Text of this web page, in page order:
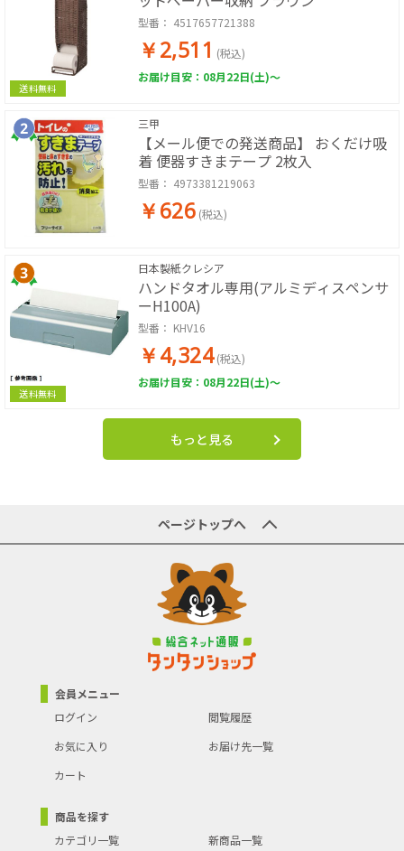
送料無料
型番： 4517657721388
￥2,511 (税込)
お届け目安：08月22日(土)～
三甲
【メール便での発送商品】 おくだけ吸
着 便器すきまテープ 2枚入
型番： 4973381219063
￥626 (税込)
送料無料
日本製紙クレシア
ハンドタオル専用(アルミディスペンサ
ーH100A)
型番： KHV16
￥4,324 (税込)
お届け目安：08月22日(土)～
もっと見る
ページトップへ
会員メニュー
ログイン
閲覧履歴
お気に入り
お届け先一覧
カート
商品を探す
カテゴリ一覧
新商品一覧